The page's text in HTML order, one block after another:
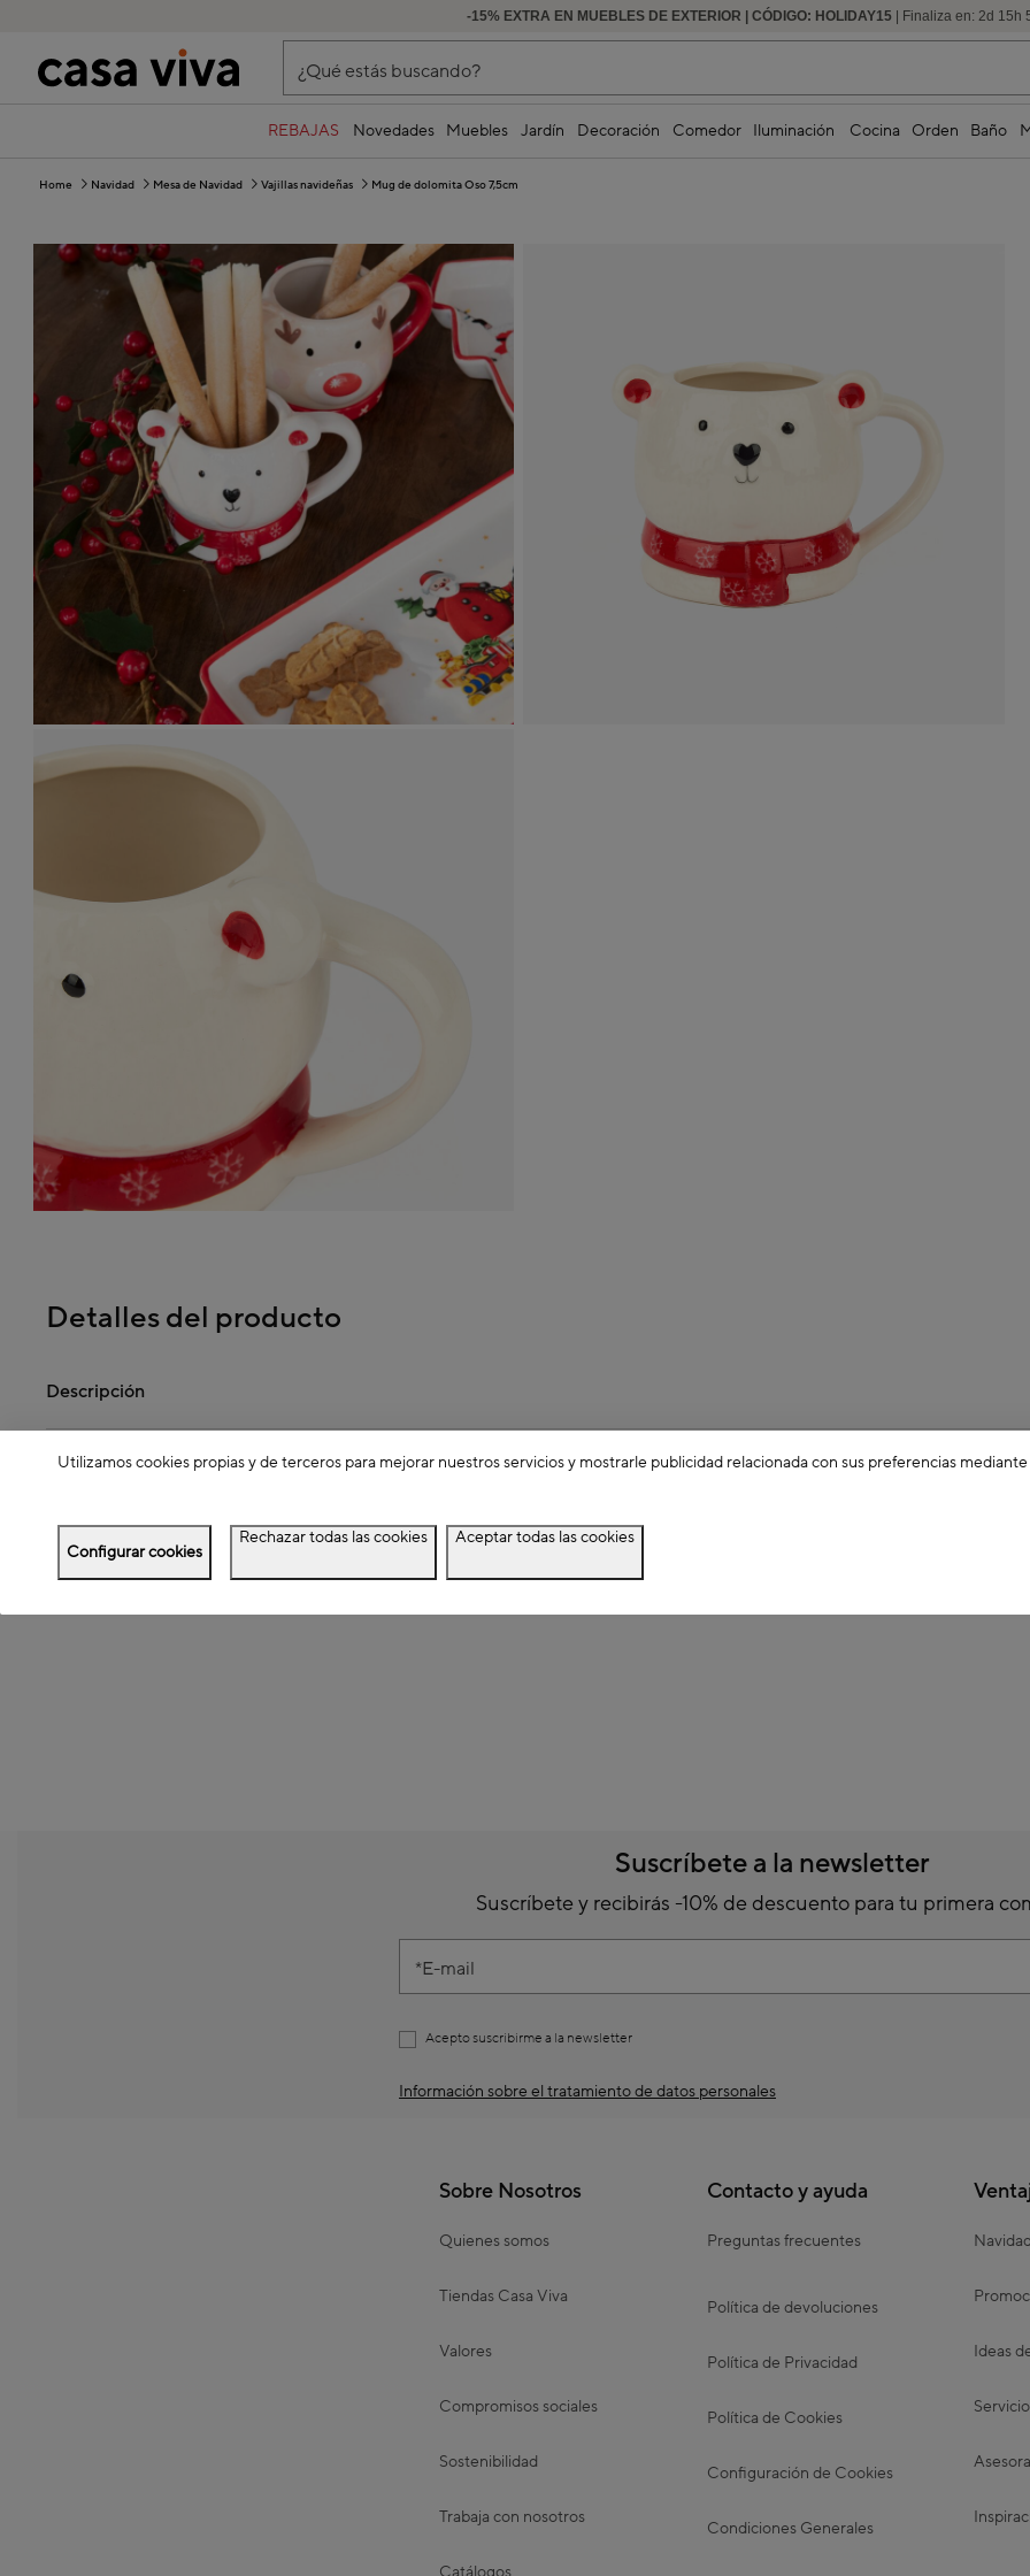
-15% EXTRA EN MUEBLES DE EXTERIOR | CÓDIGO: HOLIDAY15 | Finaliza en: 2d 15 h
HASTA -60% DE DESCUENTO | SEGUNDAS REBAJAS
¿Qué estás buscando?
REBAJAS Novedades Muebles Jardín Decoración Comedor Iluminación Cocina Orden Baño
Home Navidad Mesa de Navidad Vajillas navideñas Mug de dolomita Oso 7,5cm
Detalles del producto
Descripción
Dimensiones
Suscríbete a la newsletter
Suscríbete y recibirás -10% de descuento para tu primera
E-mail
Acepto suscribirme a la newsletter
Información sobre el tratamiento de datos personales
Sobre Nosotros
Quienes somos
Tiendas Casa Viva
Valores
Compromisos sociales
Sostenibilidad
Trabaja con nosotros
Contacto y ayuda
Preguntas frecuentes
Política de devoluciones
Política de Privacidad
Política de Cookies
Configuración de Cookies
Condiciones Generales
Navidad
Ideas
Utilizamos cookies propias y de terceros para mejorar nuestros servicios y mostrarle publicidad relacionada con sus preferencias
Configurar cookies
Rechazar todas las cookies Aceptar todas las cookies